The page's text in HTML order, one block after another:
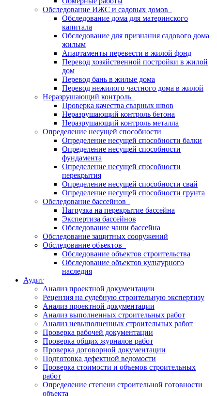
Обследование ИЖС и садовых домов
Обследование дома для материнского
капитала
Обследование для признания садового дома
жилым
Апартаменты перевести в жилой фонд
Перевод хозяйственной постройки в жилой
дом
Перевод бань в жилые дома
Перевод нежилого частного дома в жилой
Неразрушающий контроль
Проверка качества сварных швов
Неразрушающий контроль бетона
Неразрушающий контроль металла
Определение несущей способности
Определение несущей способности балки
Определение несущей способности
фундамента
Определение несущей способности
перекрытия
Определение несущей способности свай
Определение несущей способности грунта
Обследование бассейнов
Нагрузка на перекрытие бассейна
Экспертиза бассейнов
Обследование чаши бассейна
Обследование защитных сооружений
Обследование объектов
Обследование объектов строительства
Обследование объектов культурного
наследия
Аудит
Анализ проектной документации
Рецензия на судебную строительную экспертизу
Анализ проектной документации
Анализ выполненных строительных работ
Анализ невыполненных строительных работ
Проверка рабочей документации
Проверка общих журналов работ
Проверка договорной документации
Подготовка дефектной ведомости
Проверка стоимости и объемов строительных
работ
Определение степени строительной готовности
объекта